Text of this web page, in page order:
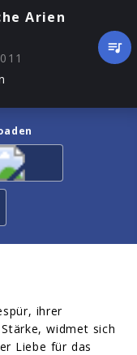
Arien
ihrer
widmet sich
Liebe für das